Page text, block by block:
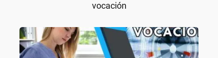
vocación